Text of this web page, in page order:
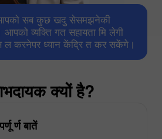
सब कुछ खदु सेसमझनेकी
व्यक्ति गत सहायता मि लेगी
ल करनेपर ध्यान केंद्रि त कर सकेंगे।
क्यों है?
र्ण बातें